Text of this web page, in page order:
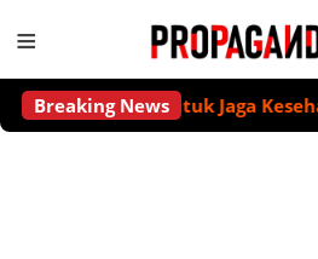
≡
Breaking News
Alkohol untuk Jaga Kesehatan